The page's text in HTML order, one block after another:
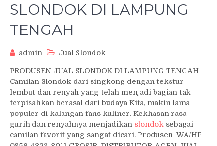
SLONDOK DI LAMPUNG
TENGAH
admin Jual Slondok
PRODUSEN JUAL SLONDOK DI LAMPUNG TENGAH –
Camilan Slondok dari singkong dengan tekstur
lembut dan renyah yang telah menjadi bagian tak
terpisahkan berasal dari budaya Kita, makin lama
populer di kalangan fans kuliner. Kekhasan rasa
gurih dan renyahnya menjadikan slondok sebagai
camilan favorit yang sangat dicari. Produsen WA/HP